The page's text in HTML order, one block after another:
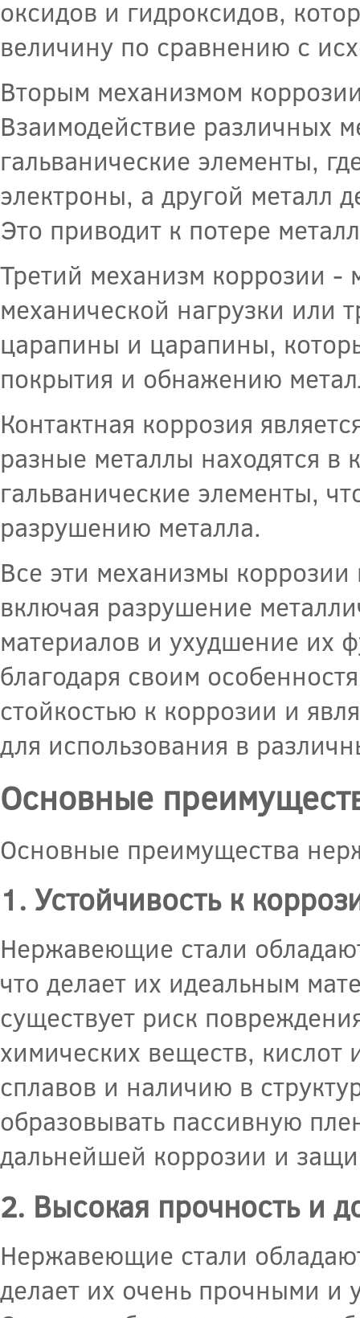
оксидов и гидроксидов,
величину по сравнению с
Вторым механизмом
Взаимодействие различных
гальванические элементы,
электроны, а другой металл
Это приводит к потере
Третий механизм коррозии -
механической нагрузки или
царапины и царапины,
покрытия и обнажению
Контактная коррозия
разные металлы находятся в
гальванические элементы,
разрушению металла.
Все эти механизмы коррозии
включая разрушение
материалов и ухудшение их
благодаря своим
стойкостью к коррозии и
для использования в
Основные
Основные преимущества
1. Устойчивость к
Нержавеющие стали
что делает их идеальным
существует риск
химических веществ, кислот
сплавов и наличию в
образовывать пассивную
дальнейшей коррозии и
2. Высокая прочность и
Нержавеющие стали
делает их очень прочными и